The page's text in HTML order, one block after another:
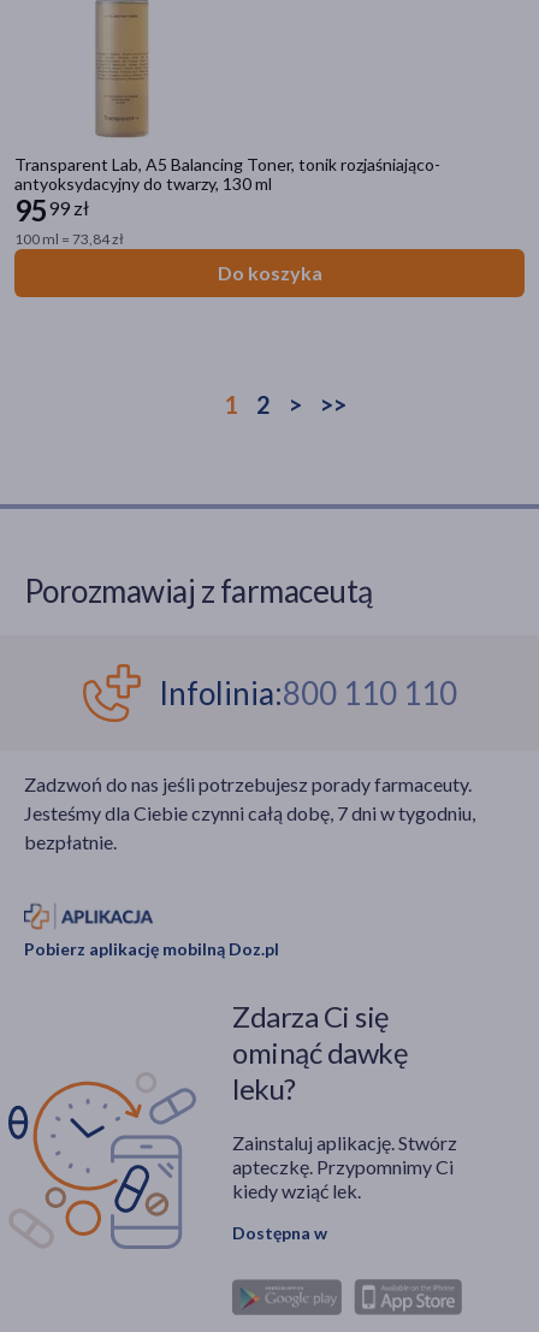
Transparent Lab, A5 Balancing Toner, tonik rozjaśniająco-
antyoksydacyjny do twarzy, 130 ml
9599 zł
100 ml = 73,84 zł
Do koszyka
1 2 > >>
Porozmawiaj z farmaceutą
Infolinia:800 110 110
Zadzwoń do nas jeśli potrzebujesz porady farmaceuty.
Jesteśmy dla Ciebie czynni całą dobę, 7 dni w tygodniu,
bezpłatnie.
Pobierz aplikację mobilną Doz.pl
Zdarza Ci się
ominąć dawkę
leku?
Zainstaluj aplikację. Stwórz
apteczkę. Przypomnimy Ci
kiedy wziąć lek.
Dostępna w